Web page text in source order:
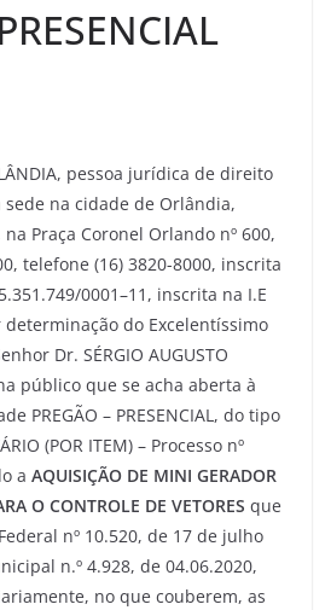
pessoa jurídica de direito
na cidade de Orlândia,
na Praça Coronel Orlando nº 600,
telefone (16) 3820-8000, inscrita
0001–11, inscrita na I.E
determinação do Excelentíssimo
Dr. SÉRGIO AUGUSTO
público que se acha aberta à
PREGÃO – PRESENCIAL, do tipo
(POR ITEM) – Processo nº
a AQUISIÇÃO DE MINI GERADOR
O CONTROLE DE VETORES que
nº 10.520, de 17 de julho
n.º 4.928, de 04.06.2020,
no que couberem, as